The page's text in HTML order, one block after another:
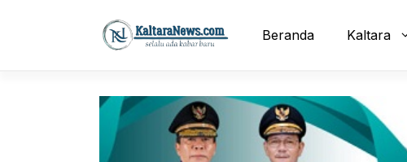
Beranda Kaltara